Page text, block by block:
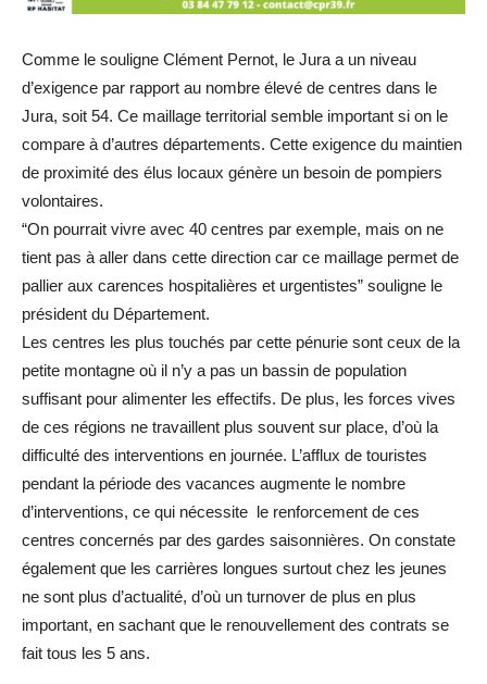
Comme le souligne Clément Pernot, le Jura a un niveau
d’exigence par rapport au nombre élevé de centres dans le
Jura, soit 54. Ce maillage territorial semble important si on le
compare à d’autres départements. Cette exigence du maintien
de proximité des élus locaux génère un besoin de pompiers
volontaires.
“On pourrait vivre avec 40 centres par exemple, mais on ne
tient pas à aller dans cette direction car ce maillage permet de
pallier aux carences hospitalières et urgentistes” souligne le
président du Département.
Les centres les plus touchés par cette pénurie sont ceux de la
petite montagne où il n’y a pas un bassin de population
suffisant pour alimenter les effectifs. De plus, les forces vives
de ces régions ne travaillent plus souvent sur place, d’où la
difficulté des interventions en journée. L’afflux de touristes
pendant la période des vacances augmente le nombre
d’interventions, ce qui nécessite le renforcement de ces
centres concernés par des gardes saisonnières. On constate
également que les carrières longues surtout chez les jeunes
ne sont plus d’actualité, d’où un turnover de plus en plus
important, en sachant que le renouvellement des contrats se
fait tous les 5 ans.